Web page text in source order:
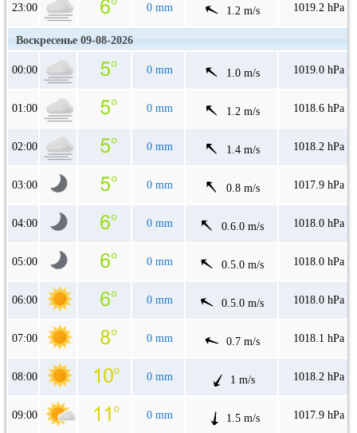
23:00 0 mm 1.2 m/s 1019.2 hPa
Воскресенье 09-08-2026
00:00 0 mm 1.0 m/s 1019.0 hPa
01:00 0 mm 1.2 m/s 1018.6 hPa
02:00 0 mm 1.4 m/s 1018.2 hPa
03:00 0 mm 0.8 m/s 1017.9 hPa
04:00 0 mm 0.6.0 m/s 1018.0 hPa
05:00 0 mm 0.5.0 m/s 1018.0 hPa
06:00 0 mm 0.5.0 m/s 1018.0 hPa
07:00 0 mm 0.7 m/s 1018.1 hPa
08:00 0 mm 1 m/s 1018.2 hPa
09:00 0 mm 1.5 m/s 1017.9 hPa